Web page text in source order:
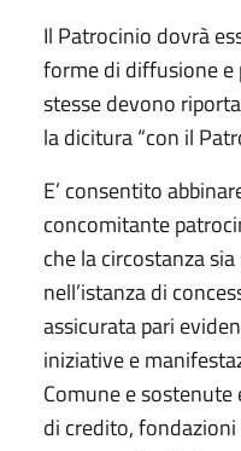
Il Patrocinio dovrà
forme di diffusione e
stesse devono
la dicitura “con il
E’ consentito
concomitante
che la circostanza
nell’istanza di
assicurata pari
iniziative e
Comune e
di credito,